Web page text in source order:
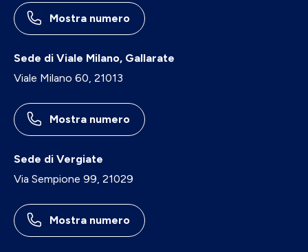
Mostra numero
Sede di Viale Milano, Gallarate
Viale Milano 60, 21013
Mostra numero
Sede di Vergiate
Via Sempione 99, 21029
Mostra numero